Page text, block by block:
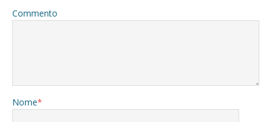
Commento
Nome*